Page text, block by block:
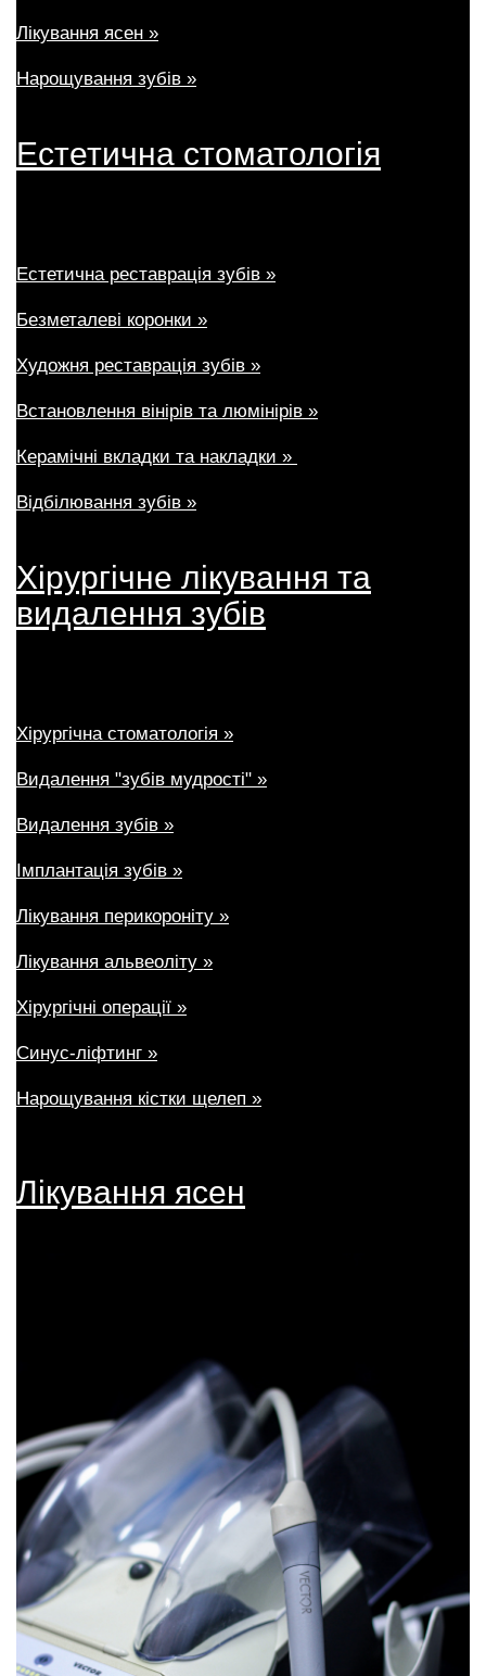
Лікування ясен »
Нарощування зубів »
Естетична стоматологія
Естетична реставрація зубів »
Безметалеві коронки »
Художня реставрація зубів »
Встановлення вінірів та люмінірів »
Керамічні вкладки та накладки »
Відбілювання зубів »
Хірургічне лікування та
видалення зубів
Хірургічна стоматологія »
Видалення "зубів мудрості" »
Видалення зубів »
Імплантація зубів »
Лікування перикороніту »
Лікування альвеоліту »
Хірургічні операції »
Синус-ліфтинг »
Нарощування кістки щелеп »
Лікування ясен